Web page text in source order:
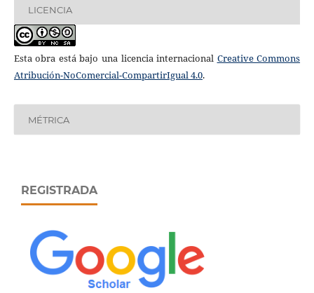
LICENCIA
Esta obra está bajo una licencia internacional Creative Commons
Atribución-NoComercial-CompartirIgual 4.0.
MÉTRICA
REGISTRADA